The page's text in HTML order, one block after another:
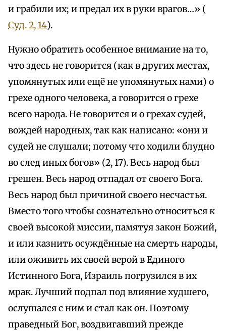
и грабили их; и предал их в руки врагов…» (
Суд. 2, 14).
Нужно обратить особенное внимание на то,
что здесь не говорится (как в других местах,
упомянутых или ещё не упомянутых нами) о
грехе одного человека, а говорится о грехе
всего народа. Не говорится и о грехах судей,
вождей народных, так как написано: «они и
судей не слушали; потому что ходили блудно
во след иных богов» (2, 17). Весь народ был
грешен. Весь народ отпадал от своего Бога.
Весь народ был причиной своего несчастья.
Вместо того чтобы сознательно относиться к
своей высокой миссии, памятуя закон Божий,
и или казнить осуждённые на смерть народы,
или оживить их своей верой в Единого
Истинного Бога, Израиль погрузился в их
мрак. Лучший подпал под влияние худшего,
ослушался с ним и стал как он. Поэтому
праведный Бог, воздвигавший прежде